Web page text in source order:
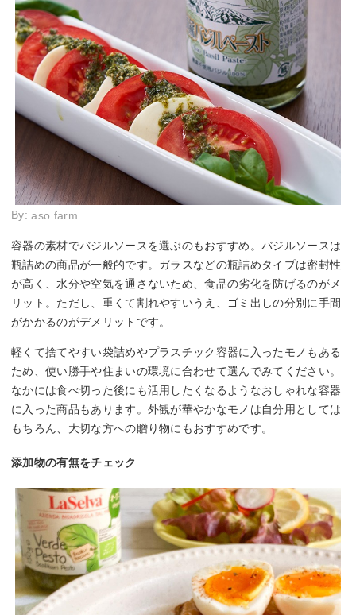
By:aso.farm
容器の素材でバジルソースを選ぶのもおすすめ。バジルソースは
瓶詰めの商品が一般的です。ガラスなどの瓶詰めタイプは密封性
が高く、水分や空気を通さないため、食品の劣化を防げるのがメ
リット。ただし、重くて割れやすいうえ、ゴミ出しの分別に手間
がかかるのがデメリットです。
軽くて捨てやすい袋詰めやプラスチック容器に入ったモノもある
ため、使い勝手や住まいの環境に合わせて選んでみてください。
なかには食べ切った後にも活用したくなるようなおしゃれな容器
に入った商品もあります。外観が華やかなモノは自分用としては
もちろん、大切な方への贈り物にもおすすめです。
添加物の有無をチェック